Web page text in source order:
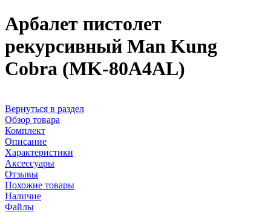
Арбалет пистолет
рекурсивный Man Kung
Cobra (MK-80A4AL)
Вернуться в раздел
Обзор товара
Комплект
Описание
Характеристики
Аксессуары
Отзывы
Похожие товары
Наличие
Файлы